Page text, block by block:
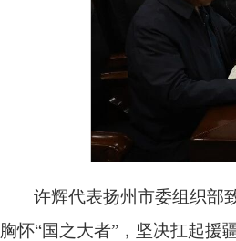
许辉代表扬州市委组织部
胸怀“国之大者”，坚决扛起援